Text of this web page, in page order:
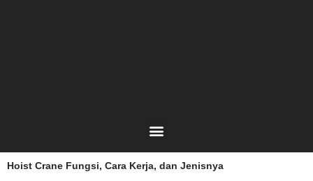
Menu
Hoist Crane Fungsi, Cara Kerja, dan Jenisnya